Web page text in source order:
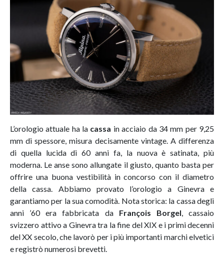
L’orologio attuale ha la cassa in acciaio da 34 mm per 9,25
mm di spessore, misura decisamente vintage. A differenza
di quella lucida di 60 anni fa, la nuova è satinata, più
moderna. Le anse sono allungate il giusto, quanto basta per
offrire una buona vestibilità in concorso con il diametro
della cassa. Abbiamo provato l’orologio a Ginevra e
garantiamo per la sua comodità. Nota storica: la cassa degli
anni ’60 era fabbricata da François Borgel, cassaio
svizzero attivo a Ginevra tra la fine del XIX e i primi decenni
del XX secolo, che lavorò per i più importanti marchi elvetici
e registrò numerosi brevetti.